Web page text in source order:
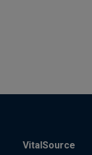
VitalSource